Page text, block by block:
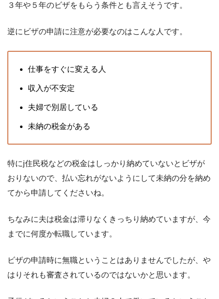
３年や５年のビザをもらう条件とも言えそうです。
逆にビザの申請に注意が必要なのはこんな人です。
仕事をすぐに変える人
収入が不安定
夫婦で別居している
未納の税金がある
特にj住民税などの税金はしっかり納めていないとビザが
おりないので、払い忘れがないようにして未納の分を納め
てから申請してくださいね。
ちなみに夫は税金は滞りなくきっちり納めていますが、今
までに何度か転職しています。
ビザの申請時に無職ということはありませんでしたが、や
はりそれも審査されているのではないかと思います。